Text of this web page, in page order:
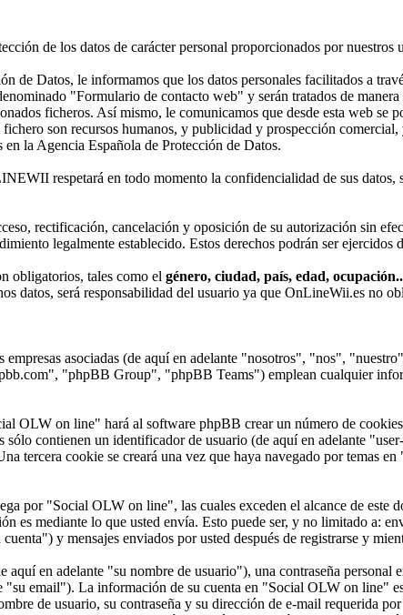
de los datos de carácter personal proporcionados por nuestros
Datos, le informamos que los datos personales facilitados a
"Formulario de contacto web" y serán tratados de
ficheros. Así mismo, le comunicamos que desde esta web se
son recursos humanos, y publicidad y prospección
la Agencia Española de Protección de Datos.
respetará en todo momento la confidencialidad de sus
rectificación, cancelación y oposición de su autorización sin
legalmente establecido. Estos derechos podrán ser
obligatorios, tales como el género, ciudad, país, edad,
datos, será responsabilidad del usuario ya que OnLineWii.es no
asociadas (de aquí en adelante "nosotros", "nos",
"phpBB Group", "phpBB Teams") emplean cualquier
OLW on line" hará al software phpBB crear un número de
contienen un identificador de usuario (de aquí en adelante
tercera cookie se creará una vez que haya navegado por temas
por "Social OLW on line", las cuales exceden el alcance de este
es mediante lo que usted envía. Esto puede ser, y no limitado a:
y mensajes enviados por usted después de registrarse y
en adelante "su nombre de usuario"), una contraseña personal
email"). La información de su cuenta en "Social OLW on line"
de usuario, su contraseña y su dirección de e-mail requerida